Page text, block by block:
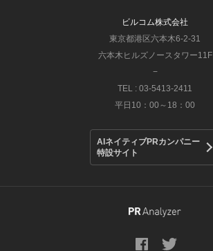
ビルコム株式会社
東京都港区六本木6-2-31
六本木ヒルズノースタワー11F
−
TEL : 03-5413-2411
平日10：00～18：00
AIネイティブPRカンパニー
特設サイト